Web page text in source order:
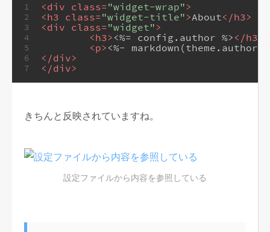
1
2
3
4
5
6
7
<div class="widget-wrap">
<h3 class="widget-title">About</h3>
<div class="widget">
<h3> <%= config.author %> </h3
<p> <%-
</div>
</div>
きちんと反映されていますね。
設定ファイルから内容を参照している